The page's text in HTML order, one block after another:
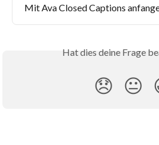
Mit Ava Closed Captions
Hat dies deine Frage
😞 😐